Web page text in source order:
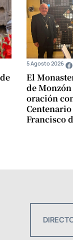
El
de
oración
Francisco
5 Agosto 2026